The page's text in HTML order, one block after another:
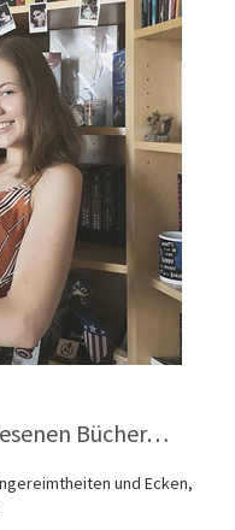
Bücher…
und Ecken,